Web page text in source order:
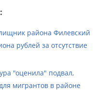
района Филевский
рублей за отсутствие
"оценила" подвал,
мигрантов в районе